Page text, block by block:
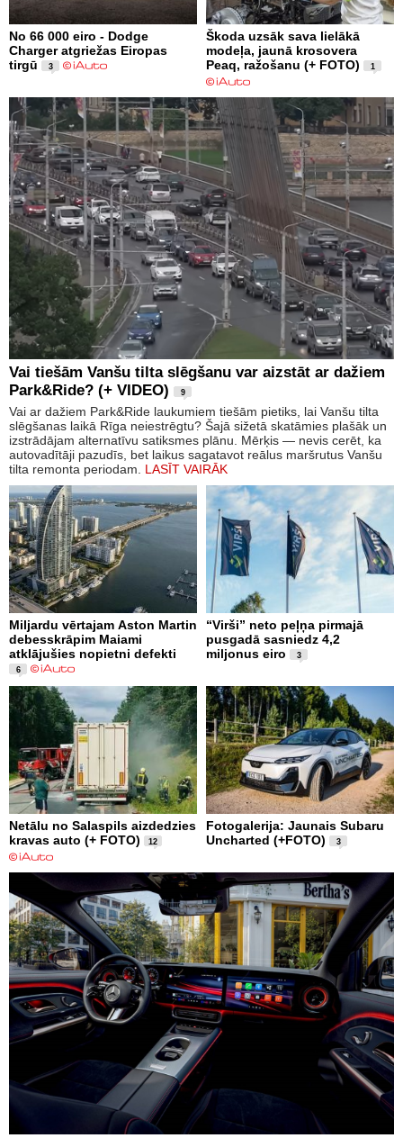
No 66 000 eiro - Dodge
Charger atgriežas Eiropas
tirgū
3
Škoda uzsāk sava lielākā
modeļa, jaunā krosovera
Peaq, ražošanu (+ FOTO)
1
Vai tiešām Vanšu tilta slēgšanu var aizstāt ar dažiem
Park&Ride? (+ VIDEO)
9
Vai ar dažiem Park&Ride laukumiem tiešām pietiks, lai Vanšu tilta
slēgšanas laikā Rīga neiestrēgtu? Šajā sižetā skatāmies plašāk un
izstrādājam alternatīvu satiksmes plānu. Mērķis — nevis cerēt, ka
autovadītāji pazudīs, bet laikus sagatavot reālus maršrutus Vanšu
tilta remonta periodam. LASĪT VAIRĀK
Miljardu vērtajam Aston Martin
debesskrāpim Maiami
atklājušies nopietni defekti
6
“Virši” neto peļņa pirmajā
pusgadā sasniedz 4,2
miljonus eiro
3
Netālu no Salaspils aizdedzies
kravas auto (+ FOTO)
12
Fotogalerija: Jaunais Subaru
Uncharted (+FOTO)
3